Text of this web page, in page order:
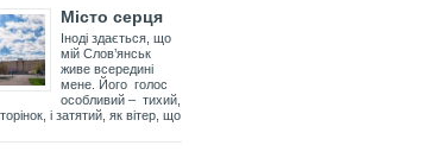
Місто серця
Іноді здається, що
мій Слов’янськ
живе всередині
мене. Його голос
особливий – тихий,
і затятий, як вітер, що